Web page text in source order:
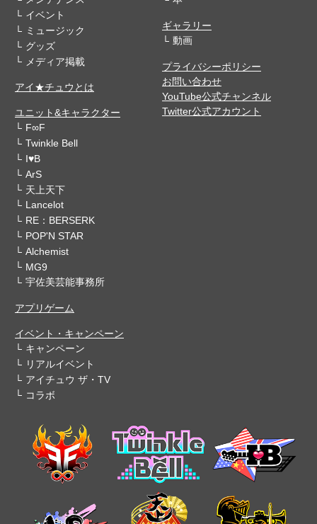
イベント
ミュージック
グッズ
メディア掲載
アイ★チュウとは
ユニット&キャラクター
F∞F
Twinkle Bell
I♥B
ArS
天上天下
Lancelot
RE：BERSERK
POP'N STAR
Alchemist
MG9
宇佐美芸能事務所
アプリゲーム
イベント・キャンペーン
キャンペーン
リアルイベント
アイチュウ ザ・TV
コラボ
ギャラリー
動画
プライバシーポリシー
お問い合わせ
YouTube公式チャンネル
Twitter公式アカウント